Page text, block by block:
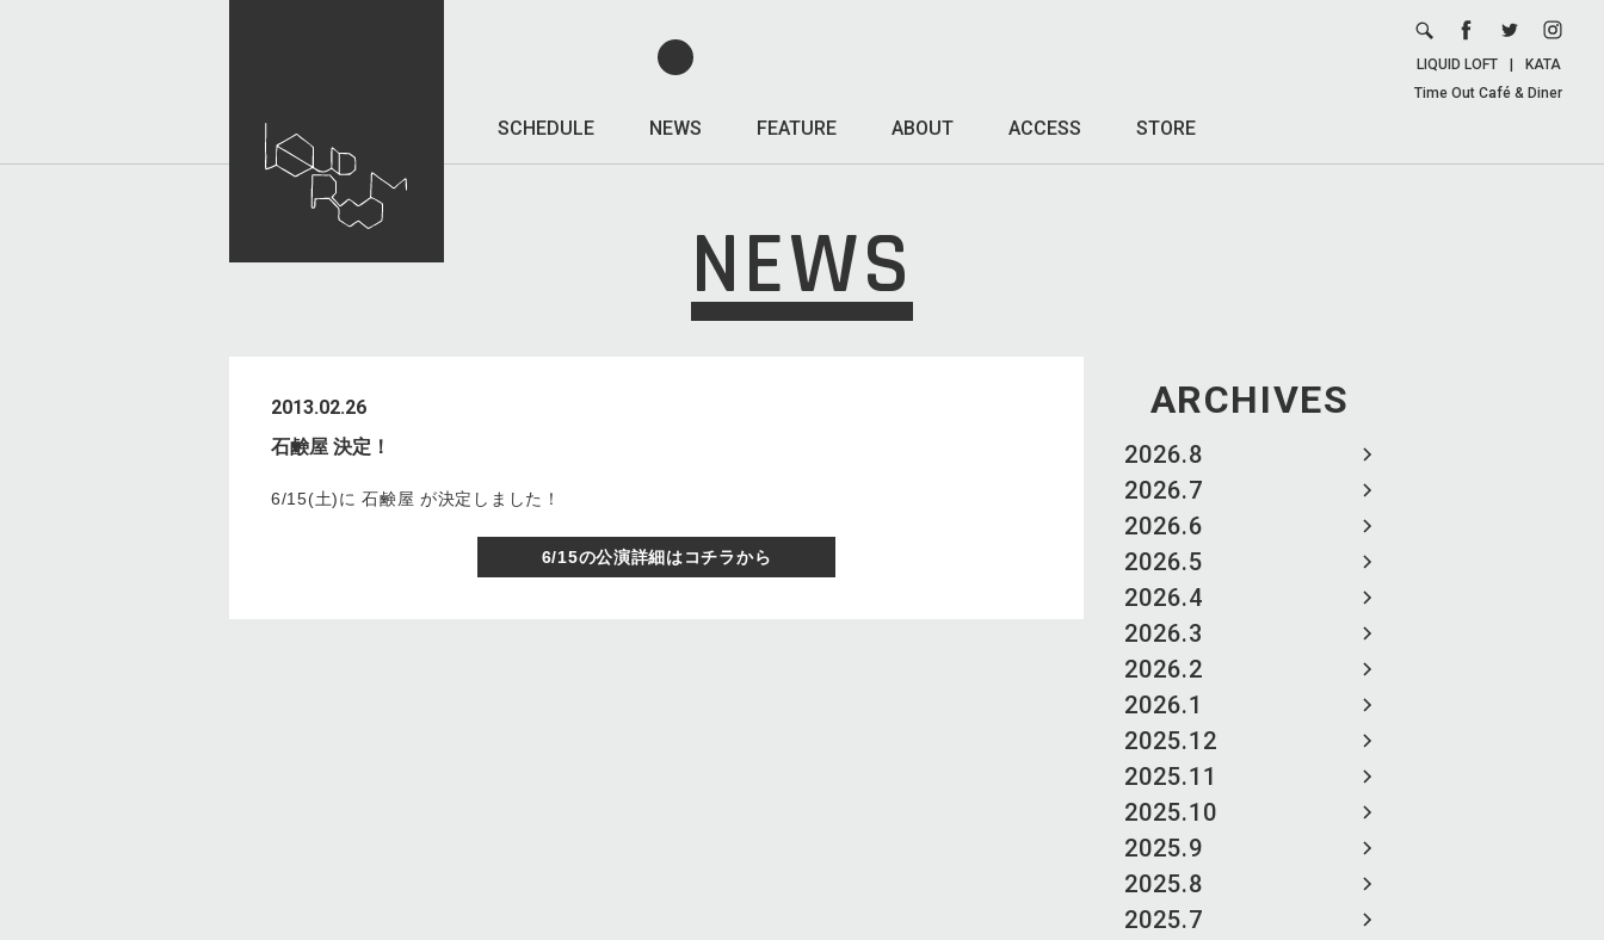
SCHEDULE NEWS FEATURE ABOUT ACCESS STORE
LIQUID LOFT
KATA
Time Out Café & Diner
NEWS
ARCHIVES
2026.8
2026.7
2026.6
2026.5
2026.4
2026.3
2026.2
2026.1
2025.12
2025.11
2025.10
2025.9
2025.8
2025.7
2013.02.26
石鹸屋 決定！
6/15(土)に 石鹸屋 が決定しました！
6/15の公演詳細はコチラから